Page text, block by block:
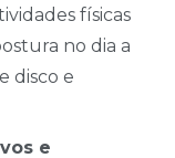
físicas
no dia a
disco e
e